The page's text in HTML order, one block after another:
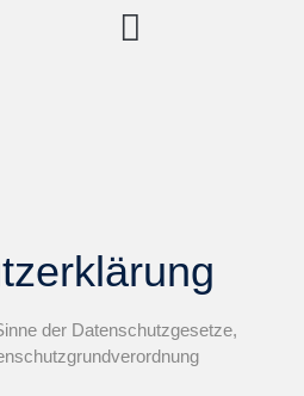
der Datenschutzgesetze,